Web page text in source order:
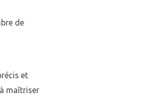
de
et
maîtriser